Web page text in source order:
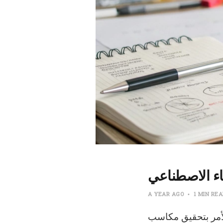
الاصطناعي
A YEAR AGO 1 MIN
بتحقيق مكاسب